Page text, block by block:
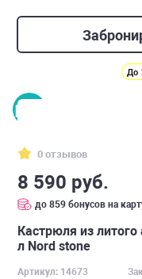
До
0 отзывов
8 590 руб.
до 859 бонусов на
Кастрюля из
л Nord stone
Артикул: 14673